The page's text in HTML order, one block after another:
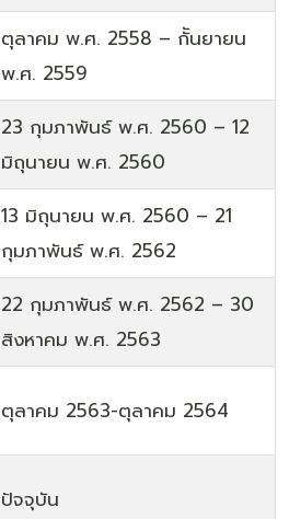
ตุลาคม พ.ศ. 2558 – กัันยายน
พ.ศ. 2559
23 กุมภาพันธ์ พ.ศ. 2560 – 12
มิถุนายน พ.ศ. 2560
13 มิถุนายน พ.ศ. 2560 – 21
กุมภาพันธ์ พ.ศ. 2562
22 กุมภาพันธ์ พ.ศ. 2562 – 30
สิงหาคม พ.ศ. 2563
ตุลาคม 2563-ตุลาคม 2564
ปัจจุบัน